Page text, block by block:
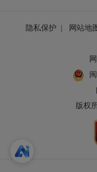
隐私保护 | 网站地
版权